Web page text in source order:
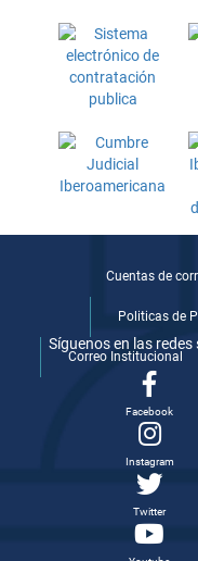
Cuentas de
Politicas de
Correo Institucional
Síguenos en las redes
Facebook
Instagram
Twitter